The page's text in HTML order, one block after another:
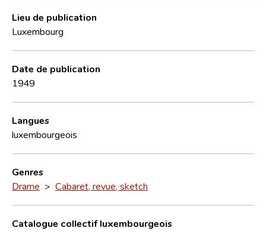
Lieu de publication
Luxembourg
Date de publication
1949
Langues
luxembourgeois
Genres
Drame > Cabaret, revue, sketch
Catalogue collectif luxembourgeois